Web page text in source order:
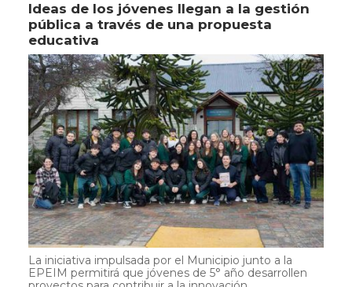
Ideas de los jóvenes llegan a la gestión
pública a través de una propuesta
educativa
La iniciativa impulsada por el Municipio junto a la
EPEIM permitirá que jóvenes de 5° año desarrollen